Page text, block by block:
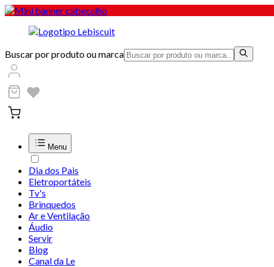
Buscar por produto ou marca
Menu
Dia dos Pais
Eletroportáteis
Tv's
Brinquedos
Ar e Ventilação
Áudio
Servir
Blog
Canal da Le